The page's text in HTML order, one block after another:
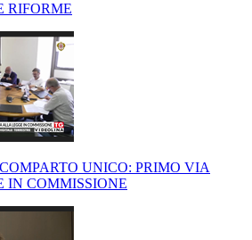
RIFORME
UNICO: PRIMO VIA
IN COMMISSIONE